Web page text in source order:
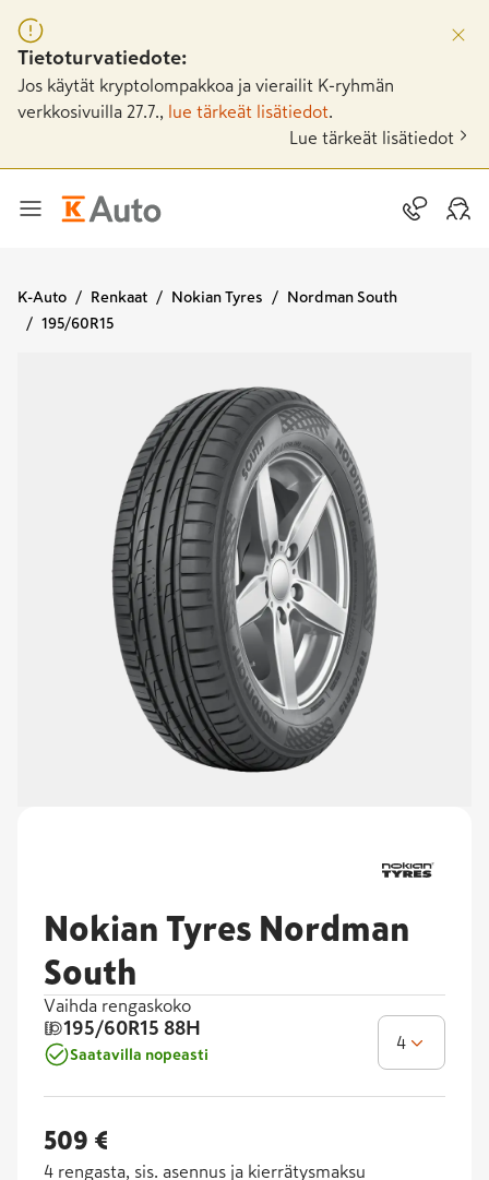
Tietoturvatiedote:
Jos käytät kryptolompakkoa ja vierailit K-ryhmän
verkkosivuilla 27.7.,
lue tärkeät lisätiedot
Lue tärkeät lisätiedot
K-Auto Renkaat Nokian Tyres
Nordman South
195/60R15
Nokian Tyres Nordman
South
Vaihda rengaskoko
195/60R15 88H
Saatavilla nopeasti
4
509 €
4 rengasta, sis. asennus ja kierrätysmaksu